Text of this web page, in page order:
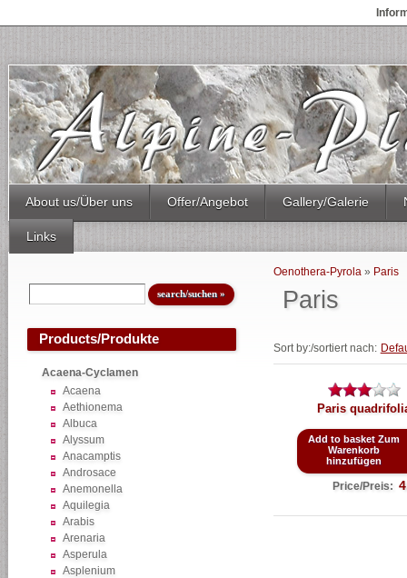
About us/Über uns Offer/Angebot Gallery/Galerie
Links
Products/Produkte
Acaena-Cyclamen
Acaena
Aethionema
Albuca
Alyssum
Anacamptis
Androsace
Anemonella
Aquilegia
Arabis
Arenaria
Asperula
Asplenium
Paris
Oenothera-Pyrola» Paris
Sort by:/sortiert nach:
Paris
Add to basket Zum
Warenkorb
hinzufügen
Price/Preis: